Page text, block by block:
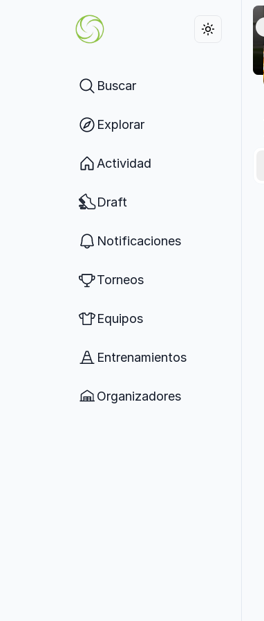
Buscar
Explorar
Actividad
Draft
Notificaciones
Torneos
Equipos
Entrenamientos
Organizadores